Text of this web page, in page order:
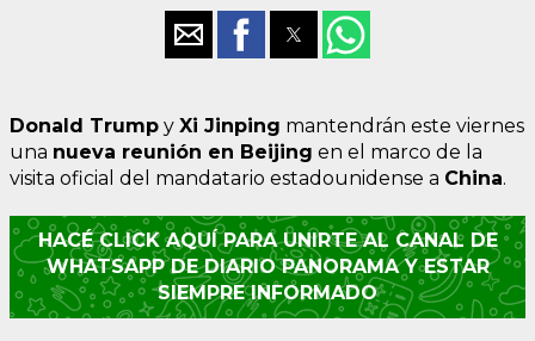
Donald Trump y Xi Jinping mantendrán este viernes
una nueva reunión en Beijing en el marco de la
visita oficial del mandatario estadounidense a China.
HACÉ CLICK AQUÍ PARA UNIRTE AL CANAL DE
WHATSAPP DE DIARIO PANORAMA Y ESTAR
SIEMPRE INFORMADO